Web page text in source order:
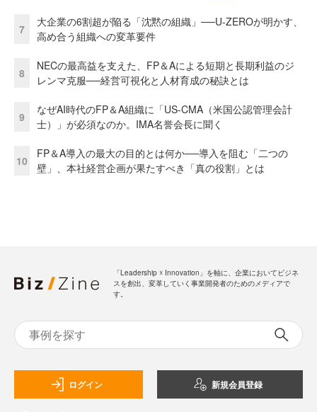
7
大企業の6割超が陥る「沈黙の組織」──U-ZEROが明かす、
高め合う組織への変革要件
8
NECの最高益を支えた、FP＆Aによる短期と長期利益のジ
レンマ克服──経営可視化と人材育成の秘訣とは
9
なぜAI時代のFP＆A組織に「US-CMA（米国公認管理会計
士）」が必須なのか。IMA名誉会長に聞く
10
FP＆A導入の最大の目的とは何か──導入を阻む「二つの
壁」、本社経営企画が果たすべき「真の役割」とは
「Leadership ☓ Innovation」を軸に、企業においてビジネ
スを創出、変革していく事業開発者のためのメディアで
す。
ログイン 新規会員登録